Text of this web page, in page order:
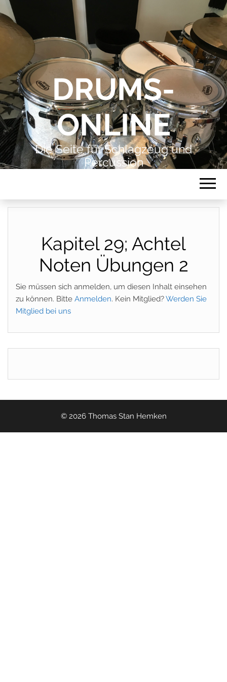
DRUMS-
ONLINE
Die Seite für Schlagzeug und
Percussion
Kapitel 29; Achtel
Noten Übungen 2
Sie müssen sich anmelden, um diesen Inhalt einsehen
zu können. Bitte Anmelden. Kein Mitglied?Werden Sie
Mitglied bei uns
© 2026 Thomas Stan Hemken